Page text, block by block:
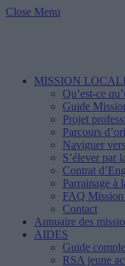
Close Menu
MISSION
Qu’est-ce
Guide
Projet
Parcours
Naviguer
S’élever par
Contrat
Parrainage à
FAQ
Contact
Annuaire des
AIDES
Guide
RSA jeune